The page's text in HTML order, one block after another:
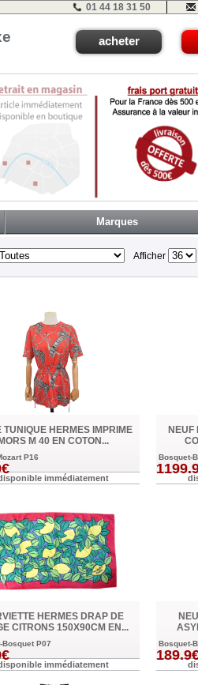
01 44 18 31 50
acheter
Marques
Afficher
TUNIQUE HERMES IMPRIME
MORS M 40 EN COTON...
P16
immédiatement
NEUF
Bosquet-
HERMES DRAP DE
CITRONS 150X90CM EN...
Bosquet P07
immédiatement
Bosquet-